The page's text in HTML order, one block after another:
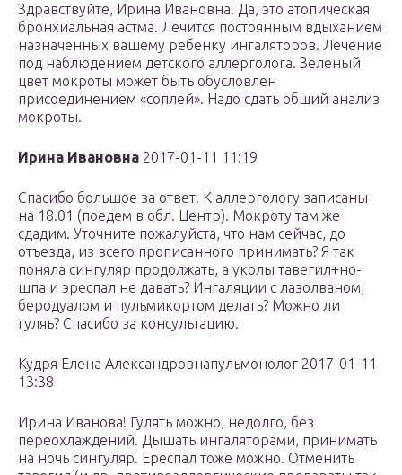
Здравствуйте, Ирина Ивановна! Да, это атопическая
бронхиальная астма. Лечится постоянным вдыханием
назначенных вашему ребенку ингаляторов. Лечение
под наблюдением детского аллерголога. Зеленый
цвет мокроты может быть обусловлен
присоединением «соплей». Надо сдать общий анализ
мокроты.
Ирина Ивановна 2017-01-11 11:19
Спасибо большое за ответ. К аллергологу записаны
на 18.01 (поедем в обл. Центр). Мокроту там же
сдадим. Уточните пожалуйста, что нам сейчас, до
отъезда, из всего прописанного принимать? Я так
поняла сингуляр продолжать, а уколы тавегил+но-
шпа и эреспал не давать? Ингаляции с лазолваном,
беродуалом и пульмикортом делать? Можно ли
гуляь? Спасибо за консультацию.
Кудря Елена Александровнапульмонолог 2017-01-11
13:38
Ирина Иванова! Гулять можно, недолго, без
переохлаждений. Дышать ингаляторами, принимать
на ночь сингуляр. Ереспал тоже можно. Отменить